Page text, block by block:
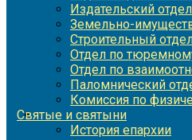
Издательский отдел
Земельно-
Строительный
Отдел по
Отдел по
Паломнический
Комиссия по
Святые и святыни
История епархии